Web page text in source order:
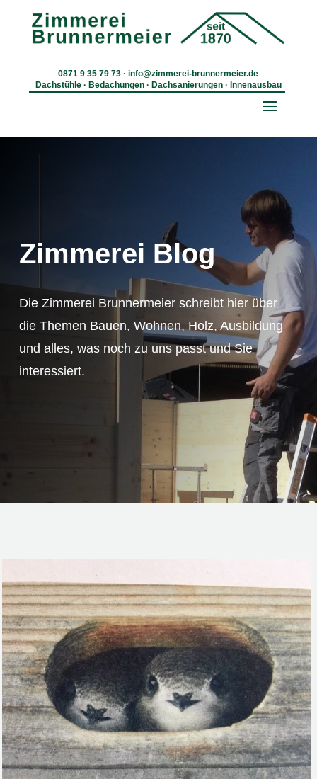
0871 9 35 79 73 ·info@zimmerei-brunnermeier.de
Dachstühle · Bedachungen · Dachsanierungen · Innenausbau
Zimmerei Blog
Die Zimmerei Brunnermeier schreibt hier über
die Themen Bauen, Wohnen, Holz, Ausbildung
und alles, was noch zu uns passt und Sie
interessiert.